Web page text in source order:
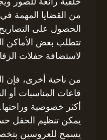
من القضايا المهمة
الحصول على
تتطلب بعض الأماكن
لاستضافة حفلات
من ناحية أخرى، فإن
قاعات المناسبات أو
أكثر خصوصية
يمكن تنظيم الحفل
يسمح للعروسين